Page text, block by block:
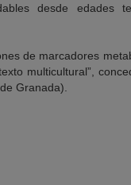
desde edades
de marcadores
multicultural”,
Granada).